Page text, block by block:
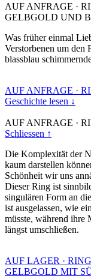
AUF ANFRAGE ·
GELBGOLD UND
Was früher einmal
Verstorbenen um den
blassblau
AUF ANFRAGE ·
Geschichte lesen ↓
AUF ANFRAGE ·
Schliessen ↑
Die Komplexität der
kaum darstellen
Schönheit wir uns
Dieser Ring ist
singulären Form an
ist ausgelassen, wie
müsste, während ihre
längst umschließen.
AUF LAGER ·
GELBGOLD MIT